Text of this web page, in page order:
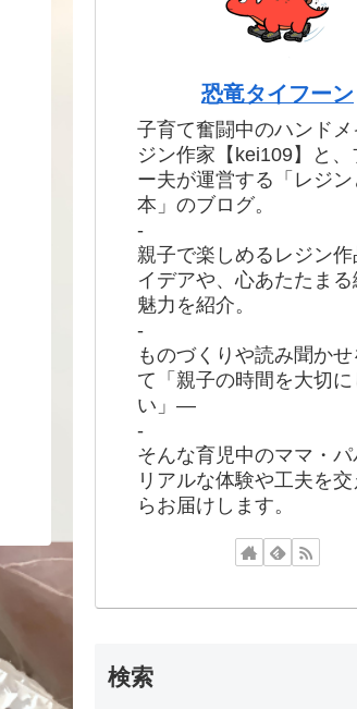
恐竜タイフーン
子育て奮闘中のハンドメ
ジン作家【kei109】と、
ー夫が運営する「レジ
本」のブログ。
-
親子で楽しめるレジン作
イデアや、心あたたま
魅力を紹介。
-
ものづくりや読み聞かせ
て「親子の時間を大切に
い」―
-
そんな育児中のママ・パ
リアルな体験や工夫を
らお届けします。
検索